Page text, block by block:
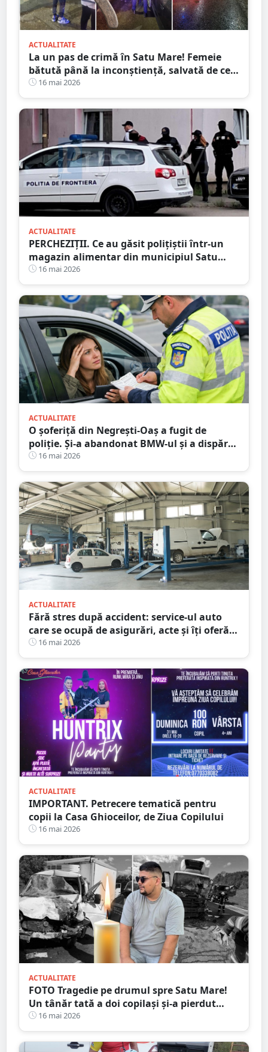
ACTUALITATE
La un pas de crimă în Satu Mare! Femeie
bătută până la inconștiență, salvată de cei
4 copilași
16 mai 2026
ACTUALITATE
PERCHEZIȚII. Ce au găsit polițiștii într-un
magazin alimentar din municipiul Satu
Mare
16 mai 2026
ACTUALITATE
O șoferiță din Negrești-Oaș a fugit de
poliție. Și-a abandonat BMW-ul și a dispărut
printre blocuri
16 mai 2026
ACTUALITATE
Fără stres după accident: service-ul auto
care se ocupă de asigurări, acte și îți oferă
mașină la schimb
16 mai 2026
ACTUALITATE
IMPORTANT. Petrecere tematică pentru
copii la Casa Ghioceilor, de Ziua Copilului
16 mai 2026
ACTUALITATE
FOTO Tragedie pe drumul spre Satu Mare!
Un tânăr tată a doi copilași și-a pierdut
viața într-un accident cumplit
16 mai 2026